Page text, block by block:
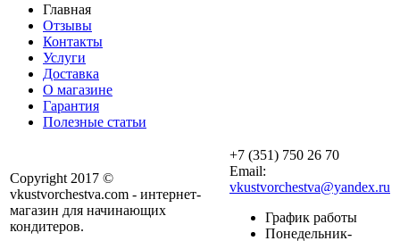
Главная
Отзывы
Контакты
Услуги
Доставка
О магазине
Гарантия
Полезные статьи
Copyright 2017 ©
vkustvorchestva.com - интернет-
магазин для начинающих
кондитеров.
+7 (351) 750 26 70
Email:
vkustvorchestva@yandex.ru
График работы
Понедельник-